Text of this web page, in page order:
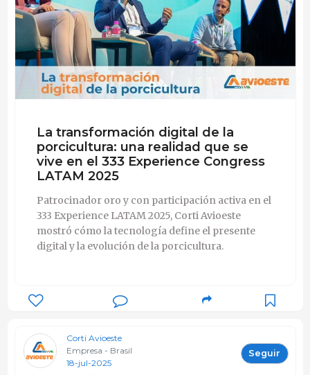
La transformación digital de la
porcicultura: una realidad que se
vive en el 333 Experience Congress
LATAM 2025
Patrocinador oro y con participación activa en el
333 Experience LATAM 2025, Corti Avioeste
mostró cómo la tecnología define el presente
digital y la evolución de la porcicultura.
Corti Avioeste
Empresa - Brasil
18-jul-2025
Seguir